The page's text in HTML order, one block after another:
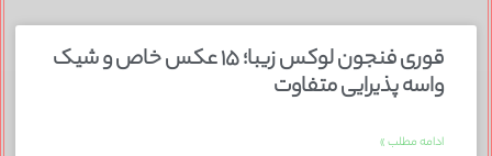
قوری فنجون لوکس زیبا؛ ۱۵ عکس خاص و شیک
واسه پذیرایی متفاوت
ادامه مطلب »